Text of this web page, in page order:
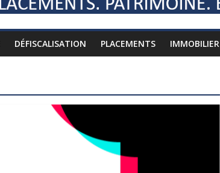
DÉFISCALISATION PLACEMENTS IMMOBILIER